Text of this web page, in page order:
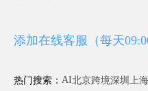
添加在线客服（每天
热门搜索： AI北京跨境深圳 上海